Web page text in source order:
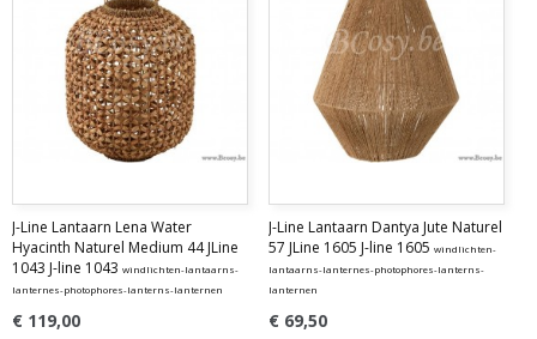
J-Line Lantaarn Lena Water
Hyacinth Naturel Medium 44 JLine
1043 J-line 1043 windlichten-lantaarns-
lanternes-photophores-lanterns-lanternen
€ 119,00
J-Line Lantaarn Dantya Jute Naturel
57 JLine 1605 J-line 1605 windlichten-
lantaarns-lanternes-photophores-lanterns-
lanternen
€ 69,50